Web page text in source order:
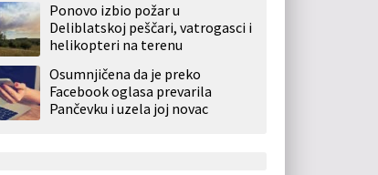
Ponovo izbio požar u
Deliblatskoj peščari, vatrogasci i
helikopteri na terenu
Osumnjičena da je preko
Facebook oglasa prevarila
Pančevku i uzela joj novac